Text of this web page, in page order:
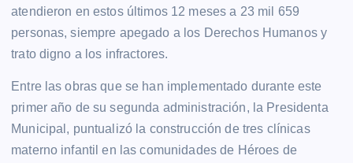
atendieron en estos últimos 12 meses a 23 mil 659
personas, siempre apegado a los Derechos Humanos y
trato digno a los infractores.
Entre las obras que se han implementado durante este
primer año de su segunda administración, la Presidenta
Municipal, puntualizó la construcción de tres clínicas
materno infantil en las comunidades de Héroes de